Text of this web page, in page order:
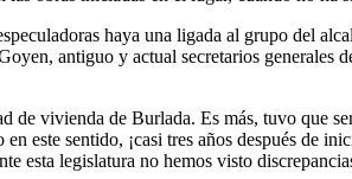
haya una ligada al grupo del
antiguo y actual secretarios
vivienda de Burlada. Es más, tuvo que
este sentido, ¡casi tres años después de
esta legislatura no hemos visto